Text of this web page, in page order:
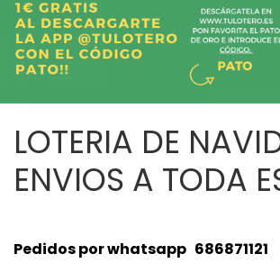
LOTERIA DE
ENVIOS A TODA
Pedidos por whatsapp   686871121